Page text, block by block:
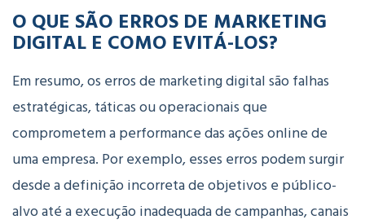
O QUE SÃO ERROS DE MARKETING
DIGITAL E COMO EVITÁ-LOS?
Em resumo, os erros de marketing digital são falhas
estratégicas, táticas ou operacionais que
comprometem a performance das ações online de
uma empresa. Por exemplo, esses erros podem surgir
desde a definição incorreta de objetivos e público-
alvo até a execução inadequada de campanhas, canais